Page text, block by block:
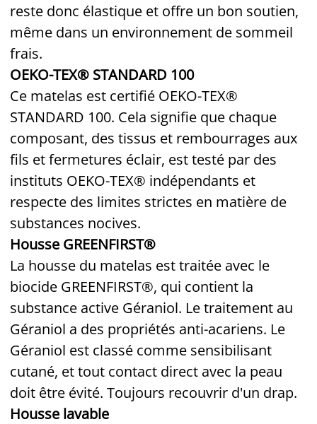
reste donc élastique et offre un bon soutien,
même dans un environnement de sommeil
frais.
OEKO-TEX® STANDARD 100
Ce matelas est certifié OEKO-TEX®
STANDARD 100. Cela signifie que chaque
composant, des tissus et rembourrages aux
fils et fermetures éclair, est testé par des
instituts OEKO-TEX® indépendants et
respecte des limites strictes en matière de
substances nocives.
Housse GREENFIRST®
La housse du matelas est traitée avec le
biocide GREENFIRST®, qui contient la
substance active Géraniol. Le traitement au
Géraniol a des propriétés anti-acariens. Le
Géraniol est classé comme sensibilisant
cutané, et tout contact direct avec la peau
doit être évité. Toujours recouvrir d'un drap.
Housse lavable